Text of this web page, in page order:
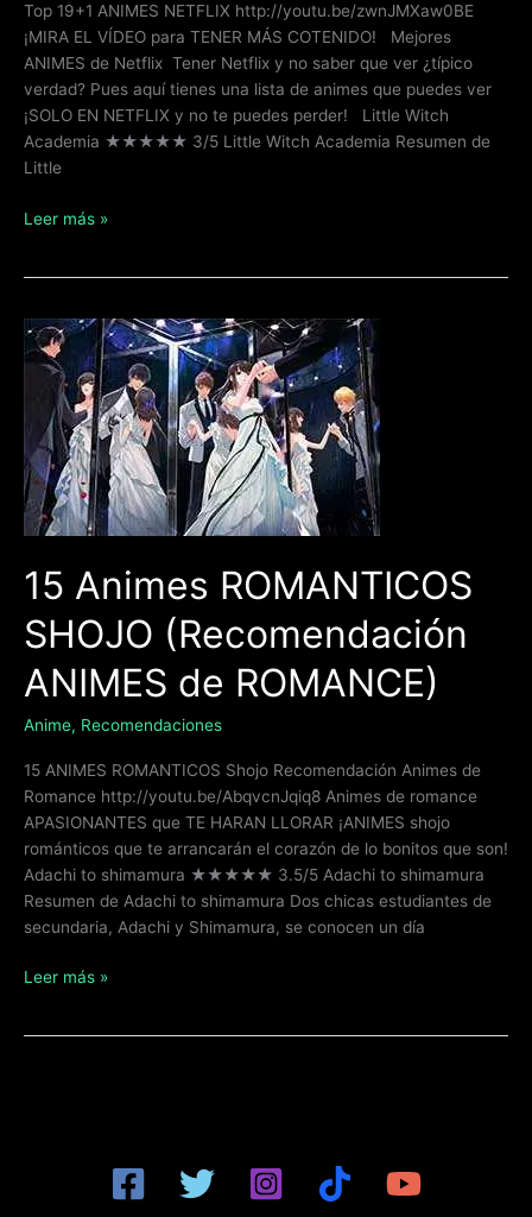
Top 19+1 ANIMES NETFLIX http://youtu.be/zwnJMXaw0BE
¡MIRA EL VÍDEO para TENER MÁS COTENIDO! Mejores
ANIMES de Netflix Tener Netflix y no saber que ver ¿típico
verdad? Pues aquí tienes una lista de animes que puedes ver
¡SOLO EN NETFLIX y no te puedes perder! Little Witch
Academia ★★★★★ 3/5 Little Witch Academia Resumen de
Little
Leer más »
15 Animes ROMANTICOS
SHOJO (Recomendación
ANIMES de ROMANCE)
Anime, Recomendaciones
15 ANIMES ROMANTICOS Shojo Recomendación Animes de
Romance http://youtu.be/AbqvcnJqiq8 Animes de romance
APASIONANTES que TE HARAN LLORAR ¡ANIMES shojo
románticos que te arrancarán el corazón de lo bonitos que son!
Adachi to shimamura ★★★★★ 3.5/5 Adachi to shimamura
Resumen de Adachi to shimamura Dos chicas estudiantes de
secundaria, Adachi y Shimamura, se conocen un día
15
Animes
ROMANTICOS
SHOJO
(Recomendación
ANIMES
de
ROMANCE)
Leer más »